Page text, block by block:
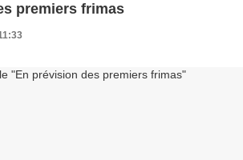
premiers frimas